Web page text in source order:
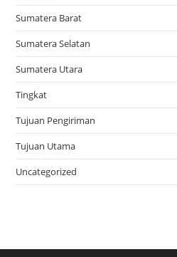
Sumatera Barat
Sumatera Selatan
Sumatera Utara
Tingkat
Tujuan Pengiriman
Tujuan Utama
Uncategorized